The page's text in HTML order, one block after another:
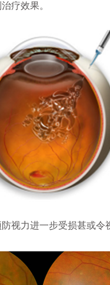
疗效果。
力进一步受损甚或令